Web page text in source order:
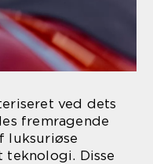
ved dets
fremragende
luksuriøse
teknologi. Disse